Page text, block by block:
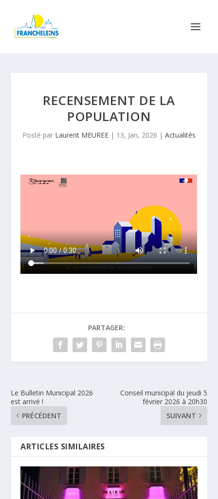
RECENSEMENT DE LA
POPULATION
Posté par Laurent MEUREE | 13, Jan, 2026 | Actualités
PARTAGER:
Le Bulletin Municipal 2026
est arrivé !
PRÉCÉDENT
Conseil municipal du jeudi 5
février 2026 à 20h30
SUIVANT
ARTICLES SIMILAIRES